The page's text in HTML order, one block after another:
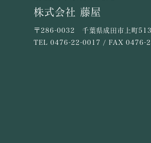
株式会社 藤屋
〒286-0032 千葉県成田市上町513
TEL0476-22-0017 / FAX 0476-